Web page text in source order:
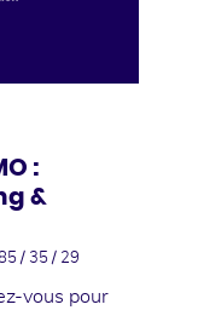
:
&
/ 35 / 29
vous pour